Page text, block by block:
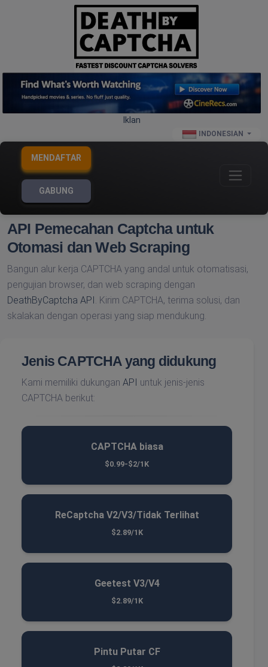
Iklan
INDONESIAN
MENDAFTAR
GABUNG
API Pemecahan Captcha untuk
Otomasi dan Web Scraping
Bangun alur kerja CAPTCHA yang andal untuk otomatisasi,
pengujian browser, dan web scraping dengan
DeathByCaptcha API . Kirim CAPTCHA, terima solusi, dan
skalakan dengan operasi yang siap mendukung.
Jenis CAPTCHA yang didukung
Kami memiliki dukungan API untuk jenis-jenis
CAPTCHA berikut:
CAPTCHA biasa
$0.99-$2/1K
ReCaptcha V2/V3/Tidak Terlihat
$2.89/1K
Geetest V3/V4
$2.89/1K
Pintu Putar CF